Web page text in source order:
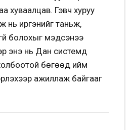
хуваалцав. Гэвч хуруу
нь иргэнийг таньж,
болохыг мэдсэнээ
энэ нь Дан системд
бөгөөд ийм
ажиллаж байгааг